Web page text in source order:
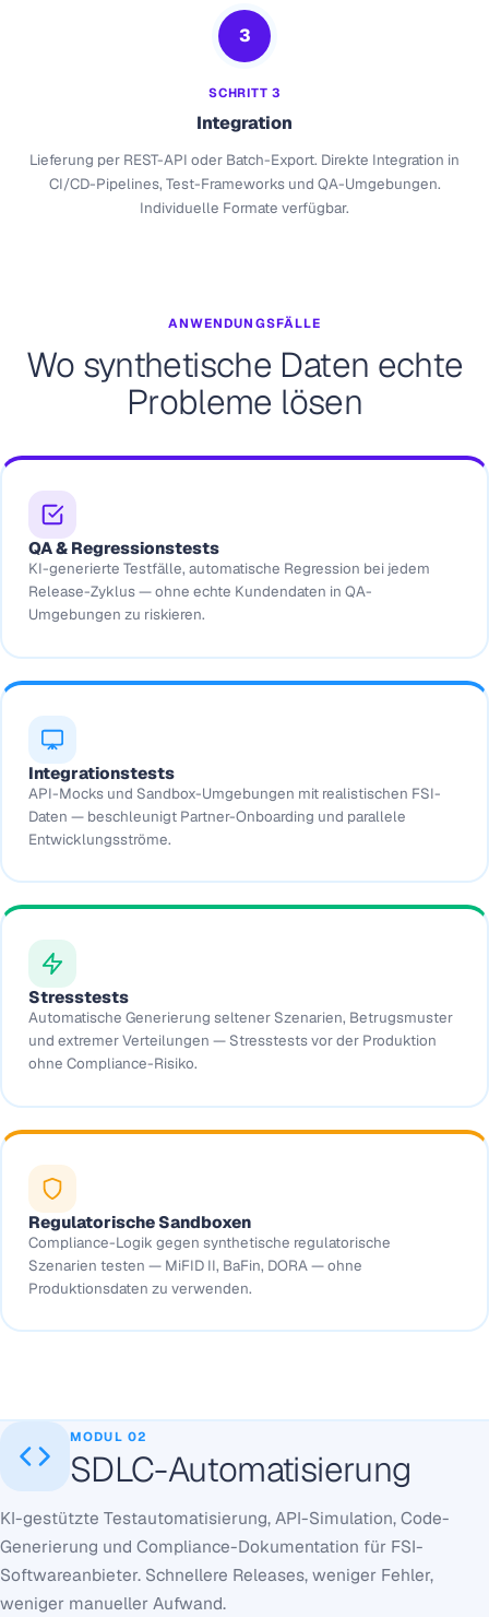
3
SCHRITT 3
Integration
Lieferung per REST-API oder Batch-Export. Direkte Integration in
CI/CD-Pipelines, Test-Frameworks und QA-Umgebungen.
Individuelle Formate verfügbar.
ANWENDUNGSFÄLLE
Wo synthetische Daten echte
Probleme lösen
QA & Regressionstests
KI-generierte Testfälle, automatische Regression bei jedem
Release-Zyklus — ohne echte Kundendaten in QA-
Umgebungen zu riskieren.
Integrationstests
API-Mocks und Sandbox-Umgebungen mit realistischen FSI-
Daten — beschleunigt Partner-Onboarding und parallele
Entwicklungsströme.
Stresstests
Automatische Generierung seltener Szenarien, Betrugsmuster
und extremer Verteilungen — Stresstests vor der Produktion
ohne Compliance-Risiko.
Regulatorische Sandboxen
Compliance-Logik gegen synthetische regulatorische
Szenarien testen — MiFID II, BaFin, DORA — ohne
Produktionsdaten zu verwenden.
MODUL 02
SDLC-Automatisierung
KI-gestützte Testautomatisierung, API-Simulation, Code-
Generierung und Compliance-Dokumentation für FSI-
Softwareanbieter. Schnellere Releases, weniger Fehler,
weniger manueller Aufwand.